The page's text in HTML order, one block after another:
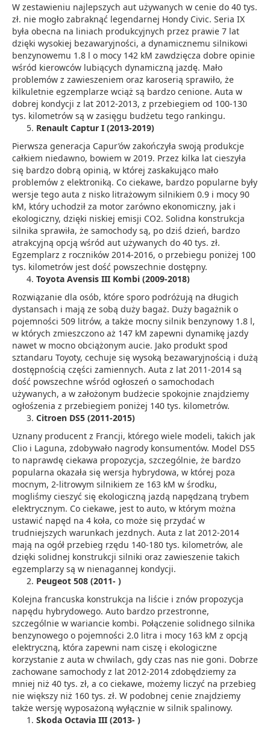
W zestawieniu najlepszych aut używanych w cenie do 40 tys.
zł. nie mogło zabraknąć legendarnej Hondy Civic. Seria IX
była obecna na liniach produkcyjnych przez prawie 7 lat
dzięki wysokiej bezawaryjności, a dynamicznemu silnikowi
benzynowemu 1.8 l o mocy 142 kM zawdzięcza dobre opinie
wśród kierowców lubiących dynamiczną jazdę. Mało
problemów z zawieszeniem oraz karoserią sprawiło, że
kilkuletnie egzemplarze wciąż są bardzo cenione. Auta w
dobrej kondycji z lat 2012-2013, z przebiegiem od 100-130
tys. kilometrów są w zasięgu budżetu tego rankingu.
Renault Captur I (2013-2019)
Pierwsza generacja Capur’ów zakończyła swoją produkcje
całkiem niedawno, bowiem w 2019. Przez kilka lat cieszyła
się bardzo dobrą opinią, w której zaskakująco mało
problemów z elektroniką. Co ciekawe, bardzo popularne były
wersje tego auta z nisko litrażowym silnikiem 0.9 i mocy 90
kM, który uchodził za motor zarówno ekonomiczny, jak i
ekologiczny, dzięki niskiej emisji CO2. Solidna konstrukcja
silnika sprawiła, że samochody są, po dziś dzień, bardzo
atrakcyjną opcją wśród aut używanych do 40 tys. zł.
Egzemplarz z roczników 2014-2016, o przebiegu poniżej 100
tys. kilometrów jest dość powszechnie dostępny.
Toyota Avensis III Kombi (2009-2018)
Rozwiązanie dla osób, które sporo podróżują na długich
dystansach i mają ze sobą duży bagaż. Duży bagażnik o
pojemności 509 litrów, a także mocny silnik benzynowy 1.8 l,
w których zmieszczono aż 147 kM zapewni dynamikę jazdy
nawet w mocno obciążonym aucie. Jako produkt spod
sztandaru Toyoty, cechuje się wysoką bezawaryjnością i dużą
dostępnością części zamiennych. Auta z lat 2011-2014 są
dość powszechne wśród ogłoszeń o samochodach
używanych, a w założonym budżecie spokojnie znajdziemy
ogłośzenia z przebiegiem poniżej 140 tys. kilometrów.
Citroen DS5 (2011-2015)
Uznany producent z Francji, którego wiele modeli, takich jak
Clio i Laguna, zdobywało nagrody konsumentów. Model DS5
to naprawdę ciekawa propozycja, szczególnie, że bardzo
popularna okazała się wersja hybrydowa, w której poza
mocnym, 2-litrowym silnikiem ze 163 kM w środku,
mogliśmy cieszyć się ekologiczną jazdą napędzaną trybem
elektrycznym. Co ciekawe, jest to auto, w którym można
ustawić napęd na 4 koła, co może się przydać w
trudniejszych warunkach jezdnych. Auta z lat 2012-2014
mają na ogół przebieg rzędu 140-180 tys. kilometrów, ale
dzięki solidnej konstrukcji silniki oraz zawieszenie takich
egzemplarzy są w nienagannej kondycji.
Peugeot 508 (2011- )
Kolejna francuska konstrukcja na liście i znów propozycja
napędu hybrydowego. Auto bardzo przestronne,
szczególnie w wariancie kombi. Połączenie solidnego silnika
benzynowego o pojemności 2.0 litra i mocy 163 kM z opcją
elektryczną, która zapewni nam ciszę i ekologiczne
korzystanie z auta w chwilach, gdy czas nas nie goni. Dobrze
zachowane samochody z lat 2012-2014 zdobędziemy za
mniej niż 40 tys. zł, a co ciekawe, możemy liczyć na przebieg
nie większy niż 160 tys. zł. W podobnej cenie znajdziemy
także wersję wyposażoną wyłącznie w silnik spalinowy.
Skoda Octavia III (2013- )